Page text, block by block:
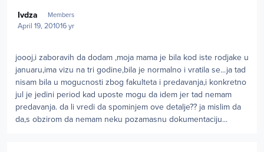
Ivdza Members
April 19, 201016 yr
joooj,i zaboravih da dodam ,moja mama je bila kod iste rodjake u
januaru,ima vizu na tri godine,bila je normalno i vratila se...ja tad
nisam bila u mogucnosti zbog fakulteta i predavanja,i konkretno
jul je jedini period kad uposte mogu da idem jer tad nemam
predavanja. da li vredi da spominjem ove detalje?? ja mislim da
da,s obzirom da nemam neku pozamasnu dokumentaciju...